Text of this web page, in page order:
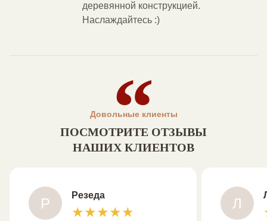
деревянной конструкцией.
Наслаждайтесь :)
Довольные клиенты
ПОСМОТРИТЕ ОТЗЫВЫ
НАШИХ КЛИЕНТОВ
Р Резеда
★★★★★
Л